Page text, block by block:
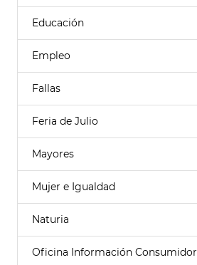
Educación
Empleo
Fallas
Feria de Julio
Mayores
Mujer e Igualdad
Naturia
Oficina Información Consumidor